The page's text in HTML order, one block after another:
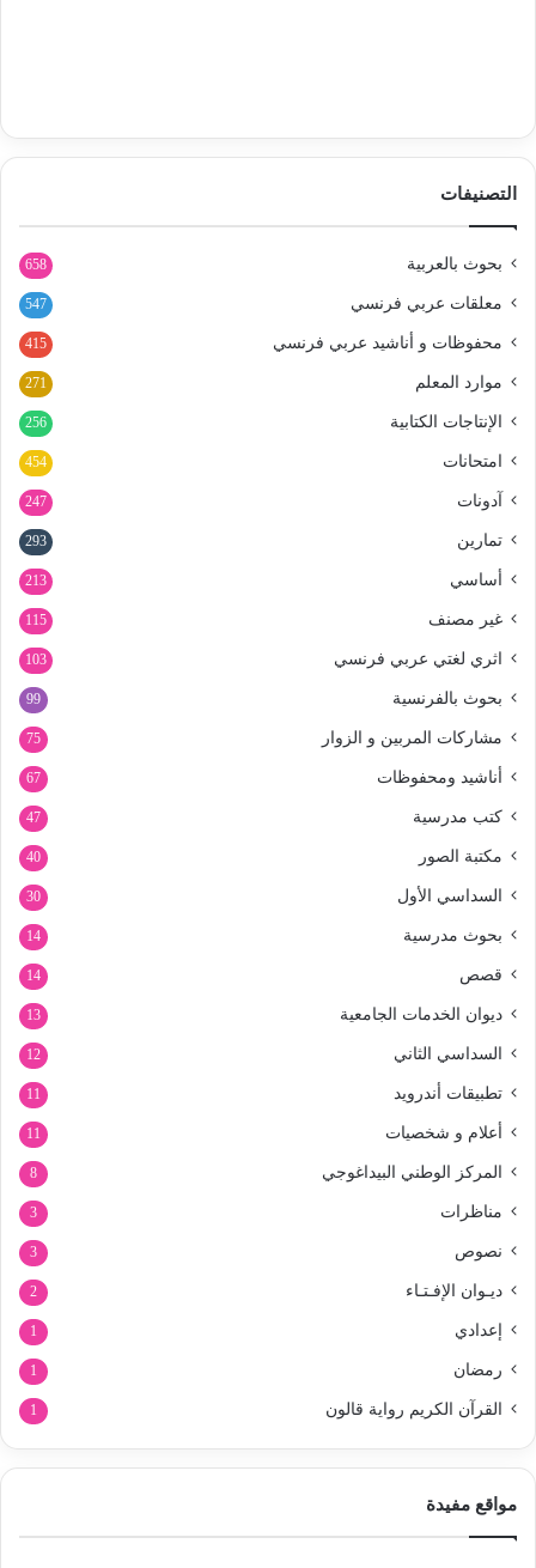
التصنيفات
بحوث بالعربية 658
معلقات عربي فرنسي 547
محفوظات و أناشيد عربي فرنسي 415
موارد المعلم 271
الإنتاجات الكتابية 256
امتحانات 454
آدونات 247
تمارين 293
أساسي 213
غير مصنف 115
اثري لغتي عربي فرنسي 103
بحوث بالفرنسية 99
مشاركات المربين و الزوار 75
أناشيد ومحفوظات 67
كتب مدرسية 47
مكتبة الصور 40
السداسي الأول 30
بحوث مدرسية 14
قصص 14
ديوان الخدمات الجامعية 13
السداسي الثاني 12
تطبيقات أندرويد 11
أعلام و شخصيات 11
المركز الوطني البيداغوجي 8
مناظرات 3
نصوص 3
ديـوان الإفـتـاء 2
إعدادي 1
رمضان 1
القرآن الكريم رواية قالون 1
مواقع مفيدة